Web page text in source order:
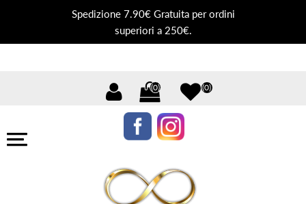
Spedizione 7.90€ Gratuita per ordini
superiori a 250€.
(0) (0)